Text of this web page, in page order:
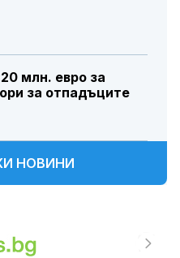
млн. евро за
за отпадъците
НОВИНИ